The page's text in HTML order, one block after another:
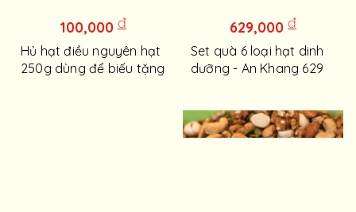
100,000 đ
Hủ hạt điều nguyên hạt
250g dùng để biếu tặng
629,000 đ
Set quà 6 loại hạt dinh
dưỡng - An Khang 629